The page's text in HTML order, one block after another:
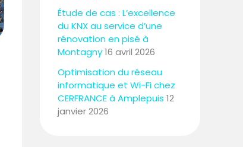
Étude de cas : L’excellence
du KNX au service d’une
rénovation en pisé à
Montagny16 avril 2026
Optimisation du réseau
informatique et Wi-Fi chez
CERFRANCE à Amplepuis 12
janvier 2026